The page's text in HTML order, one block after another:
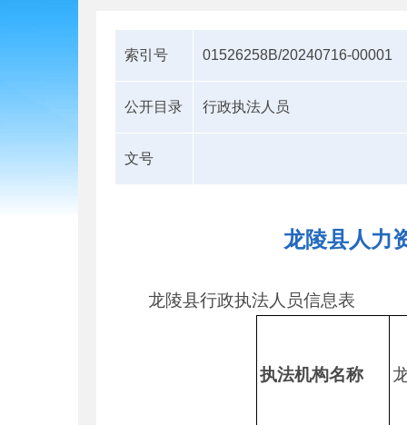
索引号 01526258B/20240716-00001
公开目录 行政执法人员
文号
龙陵县人力
龙陵县行政执法人员信息表
执法机构名称